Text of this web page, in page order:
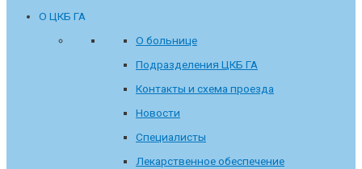
О ЦКБ ГА
О больнице
Подразделения ЦКБ ГА
Контакты и схема проезда
Новости
Специалисты
Лекарственное обеспечение